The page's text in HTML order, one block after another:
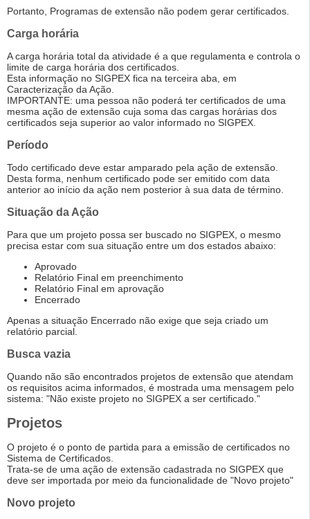
Portanto, Programas de extensão não podem gerar certificados.
Carga horária
A carga horária total da atividade é a que regulamenta e controla o
limite de carga horária dos certificados.
Esta informação no SIGPEX fica na terceira aba, em
Caracterização da Ação.
IMPORTANTE: uma pessoa não poderá ter certificados de uma
mesma ação de extensão cuja soma das cargas horárias dos
certificados seja superior ao valor informado no SIGPEX.
Período
Todo certificado deve estar amparado pela ação de extensão.
Desta forma, nenhum certificado pode ser emitido com data
anterior ao início da ação nem posterior à sua data de término.
Situação da Ação
Para que um projeto possa ser buscado no SIGPEX, o mesmo
precisa estar com sua situação entre um dos estados abaixo:
Aprovado
Relatório Final em preenchimento
Relatório Final em aprovação
Encerrado
Apenas a situação Encerrado não exige que seja criado um
relatório parcial.
Busca vazia
Quando não são encontrados projetos de extensão que atendam
os requisitos acima informados, é mostrada uma mensagem pelo
sistema: "Não existe projeto no SIGPEX a ser certificado."
Projetos
O projeto é o ponto de partida para a emissão de certificados no
Sistema de Certificados.
Trata-se de uma ação de extensão cadastrada no SIGPEX que
deve ser importada por meio da funcionalidade de "Novo projeto"
Novo projeto